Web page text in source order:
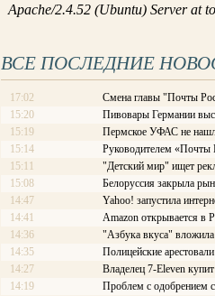
ВСЕ ПОСЛЕДНИЕ
17:02
Смена главы "Почты
15:20
Пивовары Германии
15:19
Пермское УФАС не
15:14
Руководителем «Почты
15:11
"Детский мир" ищет
15:08
Белоруссия закрыла
14:47
Yahoo! запустила
14:41
Amazon открывается в
14:36
"Азбука вкуса"
14:35
Полицейские
14:27
Владелец 7-Eleven
14:19
Проблем с одобрением